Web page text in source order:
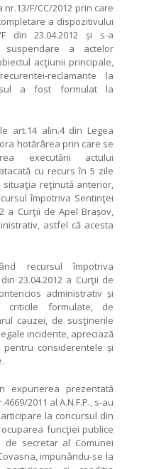
F/CC/2012 prin care
a dispozitivului
din 23.04.2012 și s-a
a actelor
acţiunii principale,
reclamante la
a fost formulat la
art.14 alin.4 din Legea
hotărârea prin care se
executării actului
cu recurs în 5 zile
situaţia reţinută anterior,
împotriva Sentinţei
a Curţii de Apel Brașov,
astfel că acesta
recursul împotriva
23.04.2012 a Curţii de
administrativ și
formulate, de
cauzei, de susţinerile
incidente, apreciază
considerentele și
expunerea prezentată
2011 al A.N.F.P., s-au
la concursul din
ocuparea funcţiei publice
de secretar al Comunei
impunându-se la